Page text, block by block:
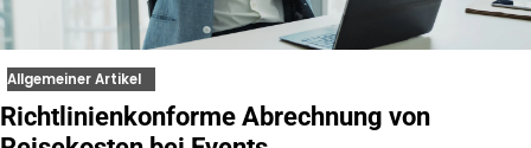
Allgemeiner Artikel
Richtlinienkonforme Abrechnung von